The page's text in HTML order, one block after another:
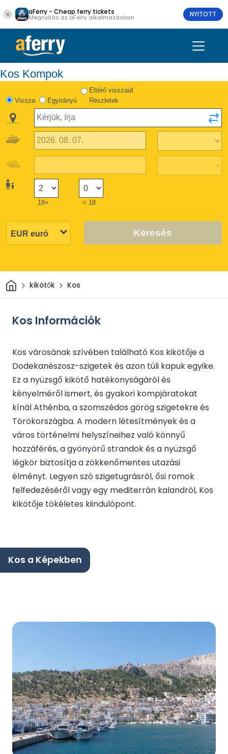
aFerry - Cheap ferry tickets
Megnyitás az aFerry alkalmazásban NYITOTT
Kos Kompok
Vissza Egyirányú
Eltérő visszaút
Részletek
18+ < 18
Keresés
Otthon
kikötők Kos
Kos Információk
Kos városának szívében található Kos kikötője a
Dodekanészosz-szigetek és azon túli kapuk egyike.
Ez a nyüzsgő kikötő hatékonyságáról és
kényelméről ismert, és gyakori kompjáratokat
kínál Athénba, a szomszédos görög szigetekre és
Törökországba. A modern létesítmények és a
város történelmi helyszíneihez való könnyű
hozzáférés, a gyönyörű strandok és a nyüzsgő
légkör biztosítja a zökkenőmentes utazási
élményt. Legyen szó szigetugrásról, ősi romok
felfedezéséről vagy egy mediterrán kalandról, Kos
kikötője tökéletes kiindulópont.
Kos a Képekben